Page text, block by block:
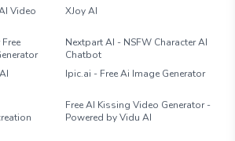
Video
XJoy AI
Nextpart AI - NSFW Character AI
Chatbot
Ipic.ai - Free Ai Image Generator
Free AI Kissing Video Generator -
Powered by Vidu AI